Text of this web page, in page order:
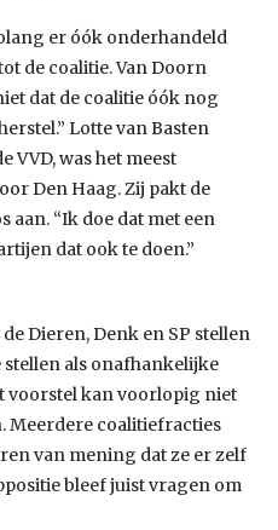
er óók onderhandeld
de coalitie. Van Doorn
dat de coalitie óók nog
Lotte van Basten
VVD, was het meest
Den Haag. Zij pakt de
aan. “Ik doe dat met een
dat ook te doen.”
Dieren, Denk en SP stellen
stellen als onafhankelijke
voorstel kan voorlopig niet
Meerdere coalitiefracties
van mening dat ze er zelf
bleef juist vragen om